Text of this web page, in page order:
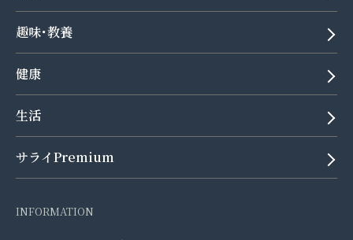
趣味･教養
健康
生活
サライPremium
INFORMATION